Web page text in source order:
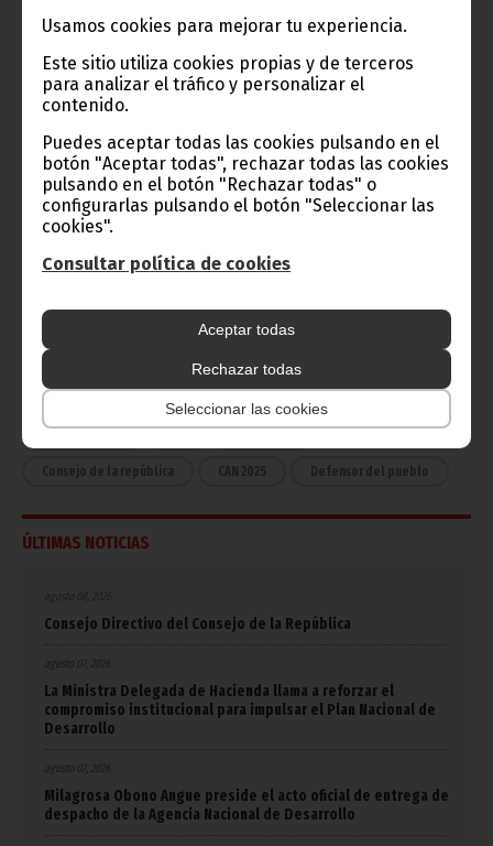
Usamos cookies para mejorar tu experiencia.
Este sitio utiliza cookies propias y de terceros
para analizar el tráfico y personalizar el
contenido.
Puedes aceptar todas las cookies pulsando en el
botón "Aceptar todas", rechazar todas las cookies
pulsando en el botón "Rechazar todas" o
configurarlas pulsando el botón "Seleccionar las
cookies".
Consultar política de cookies
Aceptar todas
Rechazar todas
Seleccionar las cookies
Radio Nacional de Guinea
Ecuatorial
Haz click aquí para escuchar ahora
CATEGORÍAS
Noticias Gobierno
Presidencia
África
Deportes Vicepresidencia
COVID-19 Cultura Estadísticas
Economía
Consejo de la república CAN 2025 Defensor del pueblo
ÚLTIMAS NOTICIAS
Consejo Directivo del Consejo de la República
agosto 07, 2026
La Ministra Delegada de Hacienda llama a reforzar el
compromiso institucional para impulsar el Plan Nacional de
Desarrollo
agosto 07, 2026
Milagrosa Obono Angue preside el acto oficial de entrega de
despacho de la Agencia Nacional de Desarrollo